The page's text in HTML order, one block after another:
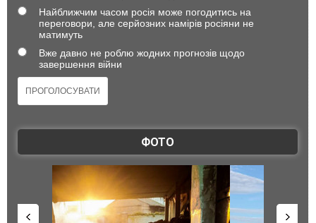
Найближчим часом росія може погодитись на
переговори, але серйозних намірів росіяни не
матимуть
Вже давно не роблю жодних прогнозів щодо
завершення війни
ФОТО